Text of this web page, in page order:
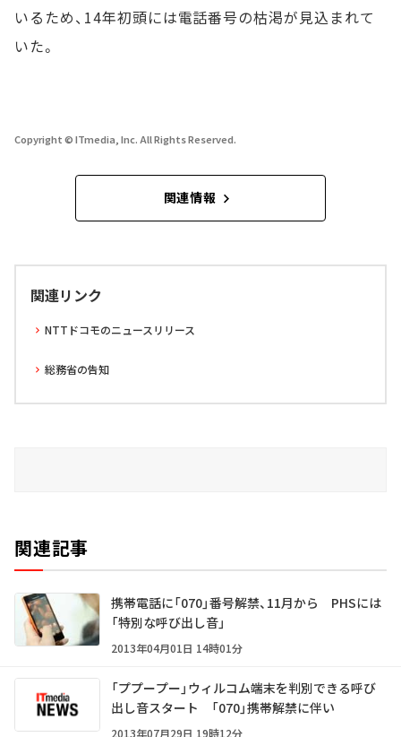
いるため、14年初頭には電話番号の枯渇が見込まれて
いた。
Copyright © ITmedia, Inc. All Rights Reserved.
関連情報
関連リンク
NTTドコモのニュースリリース
総務省の告知
関連記事
携帯電話に「070」番号解禁、11月から PHSには
「特別な呼び出し音」
2013年04月01日 14時01分
「ププープー」ウィルコム端末を判別できる呼び
出し音スタート 「070」携帯解禁に伴い
2013年07月29日 19時12分